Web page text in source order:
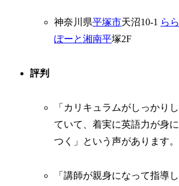
神奈川県平塚市天沼10-1 らら
ぽーと湘南平塚2F
評判
「カリキュラムがしっかりし
ていて、着実に英語力が身に
つく」という声があります。
「講師が親身になって指導し